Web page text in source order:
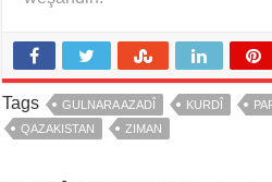
Tags GULNARA AZADÎ KURDÎ
QAZAKISTAN
ZIMAN